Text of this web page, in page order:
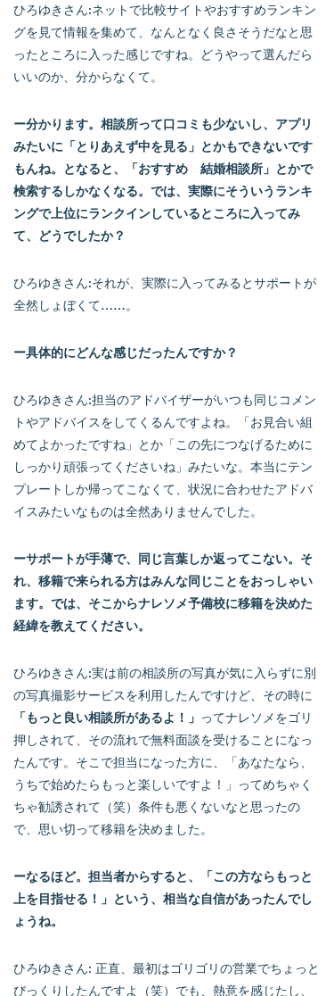
ひろゆきさん:ネットで比較サイトやおすすめランキン
グを見て情報を集めて、なんとなく良さそうだなと思
ったところに入った感じですね。どうやって選んだら
いいのか、分からなくて。
ー分かります。相談所って口コミも少ないし、アプリ
みたいに「とりあえず中を見る」とかもできないです
もんね。となると、「おすすめ 結婚相談所」とかで
検索するしかなくなる。では、実際にそういうランキ
ングで上位にランクインしているところに入ってみ
て、どうでしたか？
ひろゆきさん:それが、実際に入ってみるとサポートが
全然しょぼくて……。
ー具体的にどんな感じだったんですか？
ひろゆきさん:担当のアドバイザーがいつも同じコメン
トやアドバイスをしてくるんですよね。「お見合い組
めてよかったですね」とか「この先につなげるために
しっかり頑張ってくださいね」みたいな。本当にテン
プレートしか帰ってこなくて、状況に合わせたアドバ
イスみたいなものは全然ありませんでした。
ーサポートが手薄で、同じ言葉しか返ってこない。そ
れ、移籍で来られる方はみんな同じことをおっしゃい
ます。では、そこからナレソメ予備校に移籍を決めた
経緯を教えてください。
ひろゆきさん:実は前の相談所の写真が気に入らずに別
の写真撮影サービスを利用したんですけど、その時に
「もっと良い相談所があるよ！」 ってナレソメをゴリ
押しされて、その流れで無料面談を受けることになっ
たんです。そこで担当になった方に、「あなたなら、
うちで始めたらもっと楽しいですよ！」ってめちゃく
ちゃ勧誘されて（笑）条件も悪くないなと思ったの
で、思い切って移籍を決めました。
ーなるほど。担当者からすると、「この方ならもっと
上を目指せる！」という、相当な自信があったんでし
ょうね。
ひろゆきさん: 正直、最初はゴリゴリの営業でちょっと
びっくりしたんですよ（笑）でも、熱意を感じたし、